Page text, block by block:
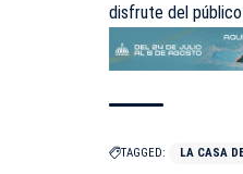
disfrute del
TAGGED: LA CASA